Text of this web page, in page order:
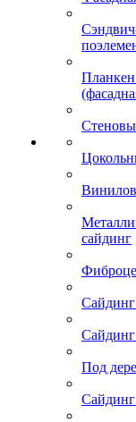
сайдинг
Под